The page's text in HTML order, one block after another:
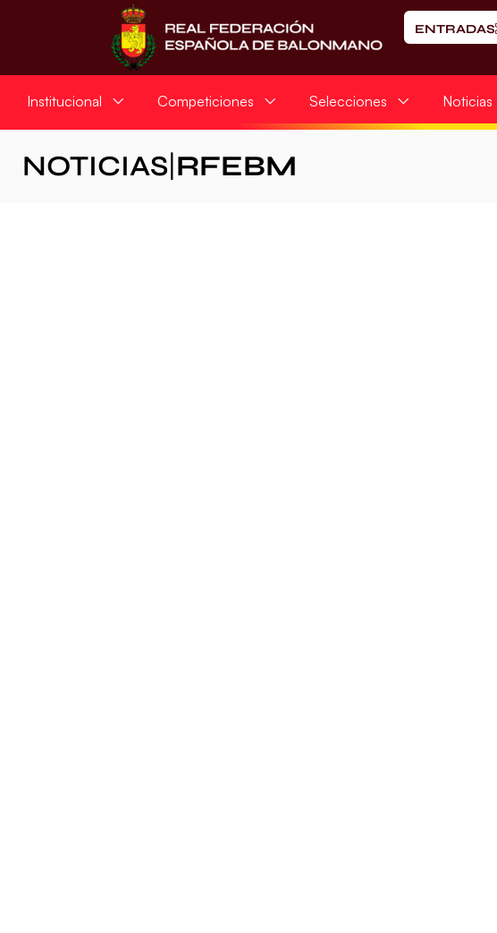
ENTRADAS
Institucional Competiciones Selecciones Noticias
NOTICIAS RFEBM